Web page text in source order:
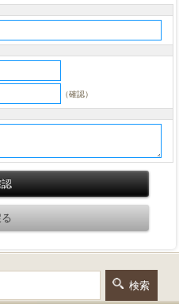
（確認）